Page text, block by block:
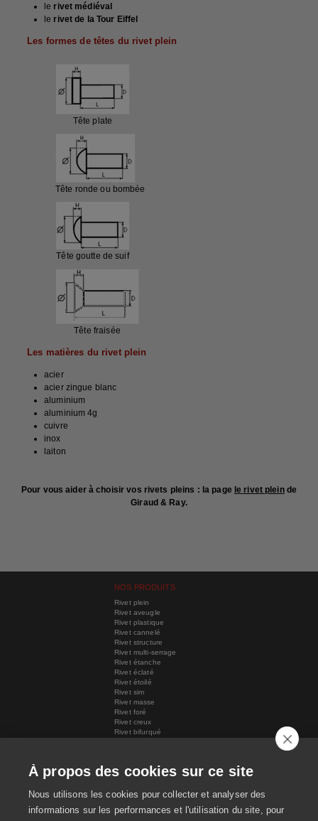
À propos des cookies sur ce site
Nous utilisons les cookies pour collecter et analyser des
informations sur les performances et l'utilisation du site, pour
le rivet médiéval
le rivet de la Tour Eiffel
Les formes de têtes du rivet plein
Tête plate
Tête ronde ou bombée
Tête goutte de suif
Tête fraisée
Les matières du rivet plein
acier
acier zingue blanc
aluminium
aluminium 4g
cuivre
inox
laiton
Pour vous aider à choisir vos rivets pleins : la page le rivet pleinde
Giraud & Ray.
NOS PRODUITS
Rivet plein
Rivet aveugle
Rivet plastique
Rivet cannelé
Rivet structure
Rivet multi-serrage
Rivet étanche
Rivet éclaté
Rivet étoilé
Rivet sim
Rivet masse
Rivet foré
Rivet creux
Rivet bifurqué
Pince à rivet
Pince à inserts
Divers
Promotions